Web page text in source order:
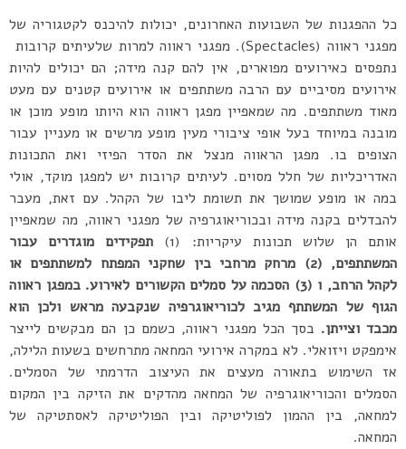
כל ההפגנות של השבועות האחרונים, יכולות להיכנס לקטגוריה של
מפגני ראווה (Spectacles). מפגני ראווה למרות שלעיתים קרובות
נתפסים כאירועים מפוארים, אין להם קנה מידה; הם יכולים להיות
אירועים מסיביים עם הרבה משתתפים או אירועים קטנים עם מעט
מאוד משתתפים. מה שמאפיין מפגן ראווה הוא היותו מופע מוכן או
מובנה במיוחד בעל אופי ציבורי מעין מופע מרשים או מעניין עבור
הצופים בו. מפגן הראווה מנצל את הסדר הפיזי ואת התכונות
האדריכליות של חלל מסוים. לעיתים קרובות יש למפגן מוקד, אולי
במה או מופע שמושך את תשומת ליבו של הקהל. עם זאת, מעבר
להבדלים בקנה מידה ובכוריאוגרפיה של מפגני ראווה, מה שמאפיין
אותם הן שלוש תכונות עיקריות: (1)
תפקידים מוגדרים עבור
המשתתפים, (2) מרחק מרחבי בין שחקני המפתח למשתתפים או
לקהל הרחב, ו (3) הסכמה על סמלים הקשורים לאירוע. במפגן ראווה
הגוף של המשתתף מגיב לכוריאוגרפיה שנקבעה מראש ולכן הוא
מכבד וצייתן. בסך הכל מפגני ראווה, כשמם כן הם מבקשים לייצר
אימפקט ויזואלי. לא במקרה אירועי המחאה מתרחשים בשעות הלילה,
אז השימוש בתאורה מעצים את העיצוב הדרמתי של הסמלים.
הסמלים והכוריאוגרפיה של המחאה מהדקים את הזיקה בין המקום
למחאה, בין ההמון לפוליטיקה ובין הפוליטיקה לאסתטיקה של
המחאה.